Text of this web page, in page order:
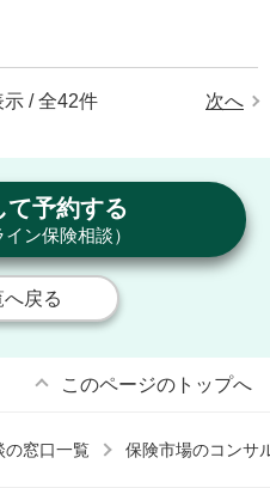
/ 全42件 次へ
て予約する
イン保険相談）
へ戻る
このページのトップへ
の窓口一覧 保険市場のコンサ